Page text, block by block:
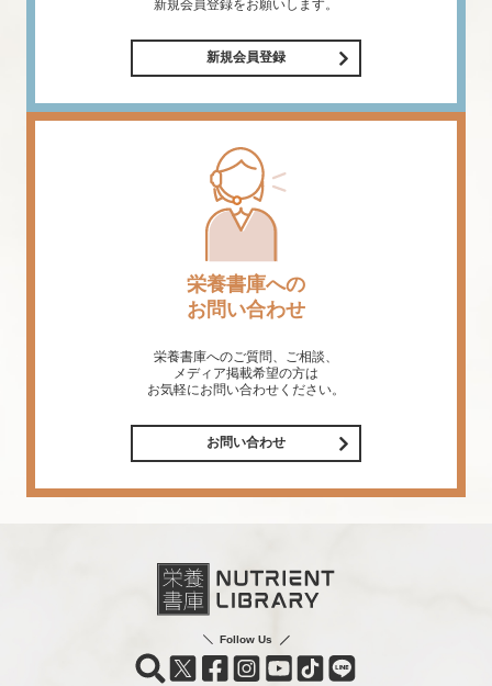
新規会員登録をお願いします。
新規会員登録
栄養書庫への
お問い合わせ
栄養書庫へのご質問、ご相談、
メディア掲載希望の方は
お気軽にお問い合わせください。
お問い合わせ
Follow Us